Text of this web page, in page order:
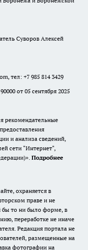
Суворов Алексей
тел: +7 985 814 3429
от 05 сентября 2025
рекомендательные
и анализа сведений,
сети "Интернет",
Подробнее
охраняется в
праве и не
бы то ни было форме, в
переработке не иначе
Редакция портала не
размещенные на
фотографии на